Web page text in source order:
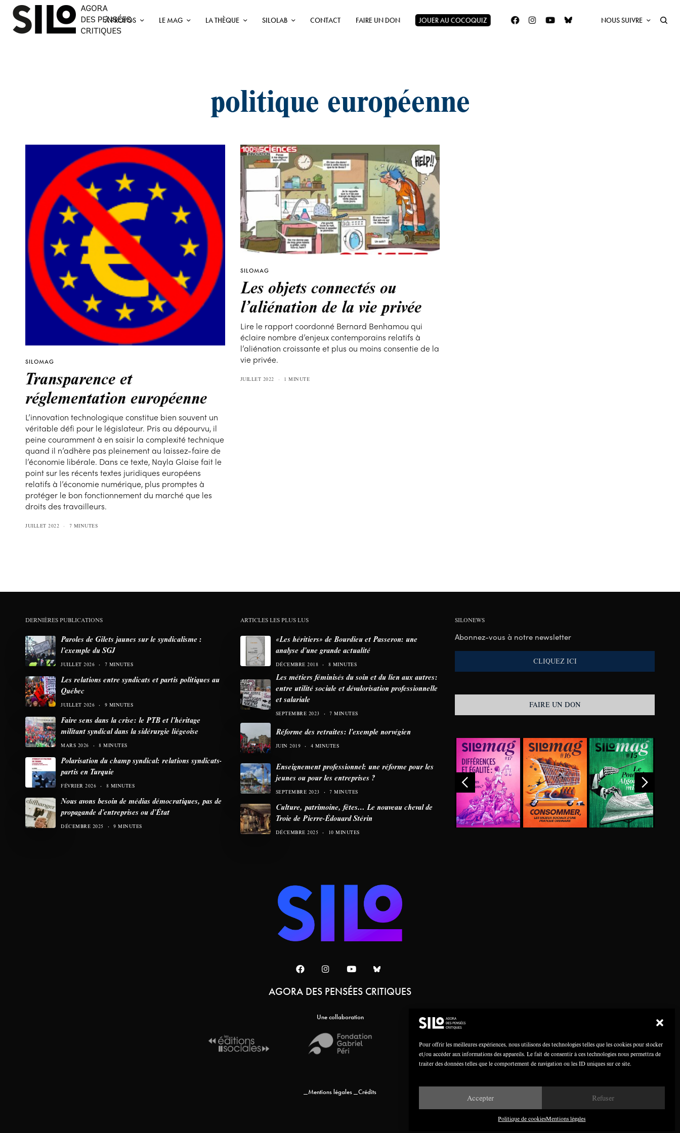
Pour offrir les meilleures expériences, nous utilisons des technologies telles que les cookies pour stocker
et/ou accéder aux informations des appareils. Le fait de consentir à ces technologies nous permettra de
traiter des données telles que le comportement de navigation ou les ID uniques sur ce site.
Accepter Refuser
Politique de cookiesMentions légales
À PROPOS LE MAG LA THÈQUE SILOLAB CONTACT FAIRE UN DON JOUER AU COCOQUIZ NOUS SUIVRE
politique européenne
SILOMAG
Transparence et
réglementation européenne
L’innovation technologique constitue bien souvent un
véritable défi pour le législateur. Pris au dépourvu, il
peine couramment à en saisir la complexité technique
quand il n’adhère pas pleinement au laissez-faire de
l’économie libérale. Dans ce texte, Nayla Glaise fait le
point sur les récents textes juridiques européens
relatifs à l’économie numérique, plus promptes à
protéger le bon fonctionnement du marché que les
droits des travailleurs.
JUILLET 2022 7 MINUTES
SILOMAG
Les objets connectés ou
l’aliénation de la vie privée
Lire le rapport coordonné Bernard Benhamou qui
éclaire nombre d’enjeux contemporains relatifs à
l’aliénation croissante et plus ou moins consentie de la
vie privée.
JUILLET 2022 1 MINUTE
DERNIÈRES PUBLICATIONS
Paroles de Gilets jaunes sur le syndicalisme :
l’exemple du SGJ
JUILLET 2026 7 MINUTES
Les relations entre syndicats et partis politiques au
Québec
JUILLET 2026 9 MINUTES
Faire sens dans la crise: le PTB et l’héritage
militant syndical dans la sidérurgie liégeoise
MARS 2026 8 MINUTES
Polarisation du champ syndical: relations syndicats-
partis en Turquie
FÉVRIER 2026 8 MINUTES
Nous avons besoin de médias démocratiques, pas de
propagande d’entreprises ou d’État
DÉCEMBRE 2025 9 MINUTES
ARTICLES LES PLUS LUS
«Les héritiers» de Bourdieu et Passeron: une
analyse d’une grande actualité
DÉCEMBRE 2018 8 MINUTES
Les métiers féminisés du soin et du lien aux autres:
entre utilité sociale et dévalorisation professionnelle
et salariale
SEPTEMBRE 2023 7 MINUTES
Réforme des retraites: l’exemple norvégien
JUIN 2019 4 MINUTES
Enseignement professionnel: une réforme pour les
jeunes ou pour les entreprises ?
SEPTEMBRE 2023 7 MINUTES
Culture, patrimoine, fêtes… Le nouveau cheval de
Troie de Pierre-Édouard Stérin
DÉCEMBRE 2025 10 MINUTES
SILONEWS
Abonnez-vous à notre newsletter
CLIQUEZ ICI
FAIRE UN DON
AGORA DES PENSÉES CRITIQUES
Une collaboration
Mentions légales Crédits